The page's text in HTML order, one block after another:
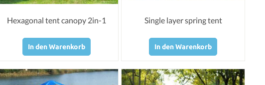
Hexagonal tent canopy 2in-1
In den Warenkorb
Single layer spring tent
In den Warenkorb